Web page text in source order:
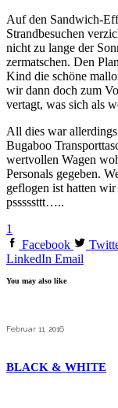
Auf den Sandwich-
Strandbesuchen
nicht zu lange der
zermatschen. Den
Kind die schöne
wir dann doch zum
vertagt, was sich als
All dies war
Bugaboo
wertvollen Wagen
Personals gegeben.
geflogen ist hatten
psssssttt…..
1
Facebook
LinkedIn Email
You may also like
Februar 11, 2016
BLACK & WHITE